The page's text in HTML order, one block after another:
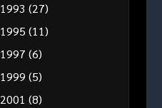
1993 (27)
1995 (11)
1997 (6)
1999 (5)
2001 (8)